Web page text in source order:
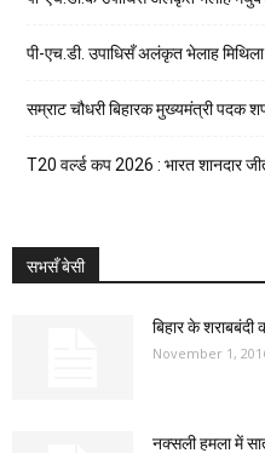
पी-एच.डी. उपाधिसँ अलंकृत भेलाह
सम्राट चौधरी बिहारक मुख्यमंत्री पदक
T20 वर्ल्ड कप 2026 : भारत शानदार
सभसँ बेसी
बिहार के
November 1,
नक्सली हमला में